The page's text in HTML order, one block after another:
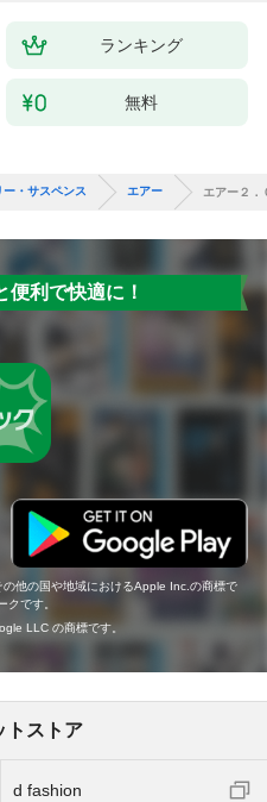
ランキング
無料
ー・サスペンス エアー エアー２．
便利で快適に！
他の国や地域におけるApple Inc.の商標で
です。
LLC の商標です。
トストア
d fashion